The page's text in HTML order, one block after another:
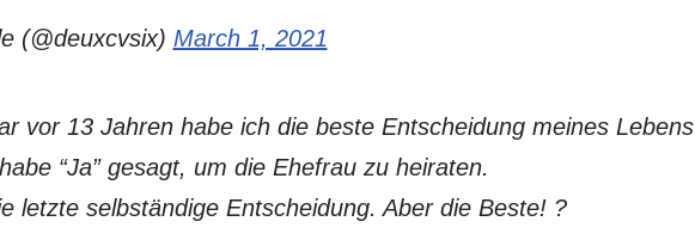
(@deuxcvsix) March 1, 2021
vor 13 Jahren habe ich die beste Entscheidung meines Lebens
“Ja” gesagt, um die Ehefrau zu heiraten.
letzte selbständige Entscheidung. Aber die Beste! ?